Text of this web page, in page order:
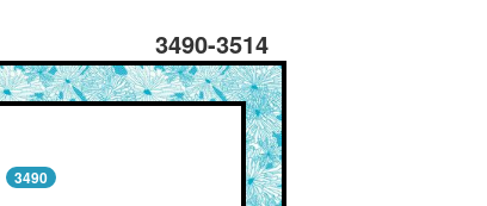
3490-3514
3490